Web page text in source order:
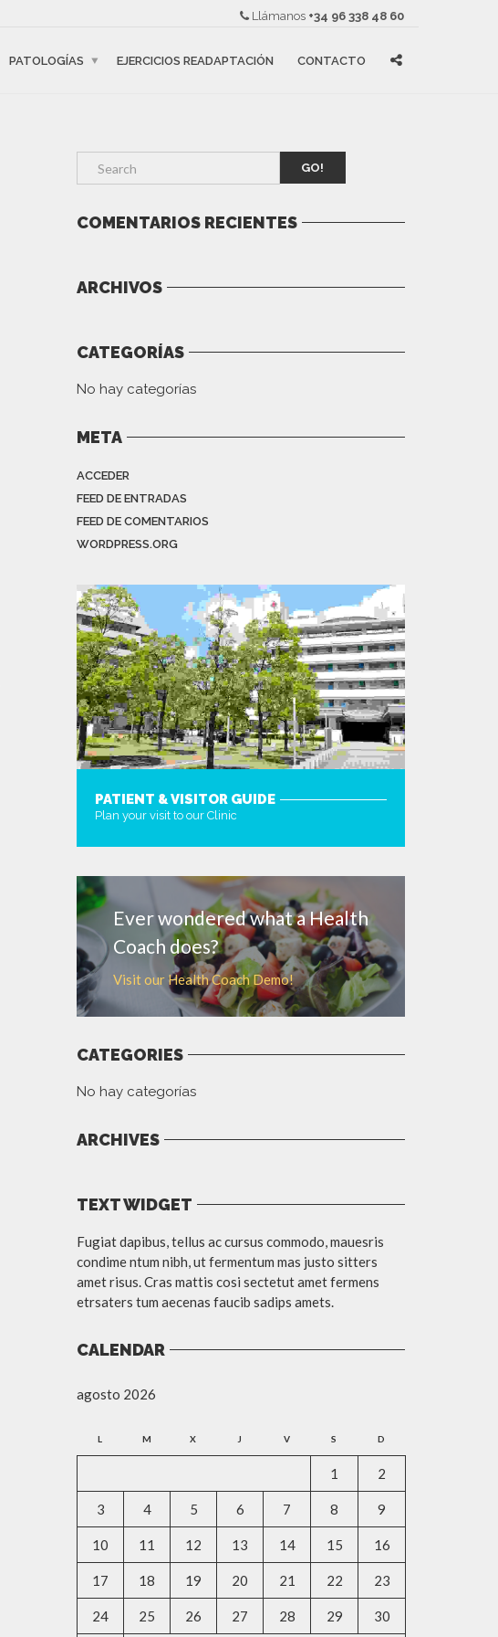
Llámanos +34 96 338 48 60
PATOLOGÍAS EJERCICIOS READAPTACIÓN CONTACTO
GO!
COMENTARIOS RECIENTES
ARCHIVOS
CATEGORÍAS
No hay categorías
META
ACCEDER
FEED DE ENTRADAS
FEED DE COMENTARIOS
WORDPRESS.ORG
PATIENT & VISITOR GUIDE
Plan your visit to our Clinic
Ever wondered what a Health
Coach does?
Visit our Health Coach Demo!
CATEGORIES
No hay categorías
ARCHIVES
TEXT WIDGET
Fugiat dapibus, tellus ac cursus commodo, mauesris
condime ntum nibh, ut fermentum mas justo sitters
amet risus. Cras mattis cosi sectetut amet fermens
etrsaters tum aecenas faucib sadips amets.
CALENDAR
agosto 2026
L M X J V S D
1 2
3 4 5 6 7 8 9
10 11 12 13 14 15 16
17 18 19 20 21 22 23
24 25 26 27 28 29 30